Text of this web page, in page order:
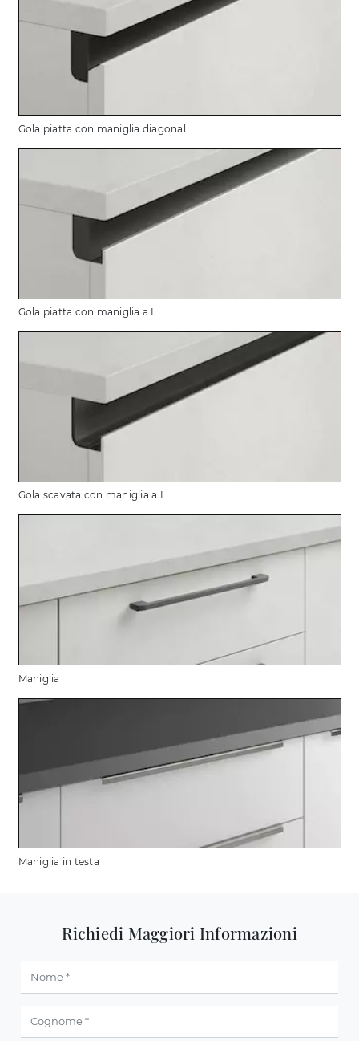
Gola piatta con maniglia diagonal
Gola piatta con maniglia a L
Gola scavata con maniglia a L
Maniglia
Maniglia in testa
Richiedi Maggiori Informazioni